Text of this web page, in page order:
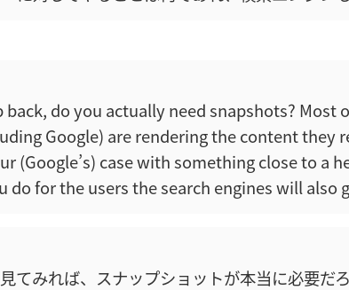
back, do you actually need snapshots? Most
Google) are rendering the content they
(Google’s) case with something close to a
do for the users the search engines will also
てみれば、スナップショットが本当に必要だ